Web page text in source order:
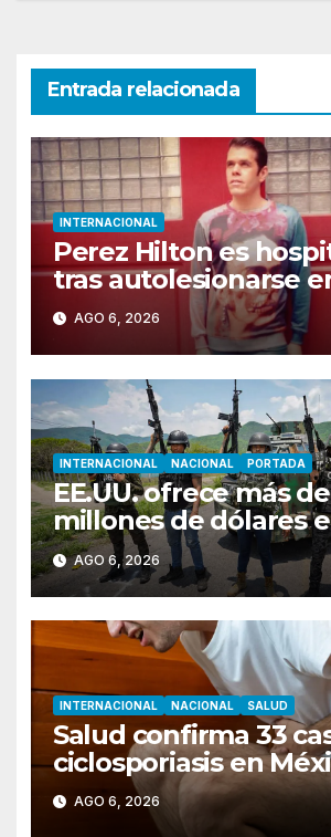
Entrada relacionada
INTERNACIONAL
Perez Hilton es
tras autolesionarse
por TikTok en Miami
AGO 6, 2026
INTERNACIONAL NACIONAL PORTADA
EE.UU. ofrece más
millones de dólares
recompensas por
CJNG
AGO 6, 2026
INTERNACIONAL NACIONAL SALUD
Salud confirma 33
ciclosporiasis en
descarta vínculo con
EU
AGO 6, 2026